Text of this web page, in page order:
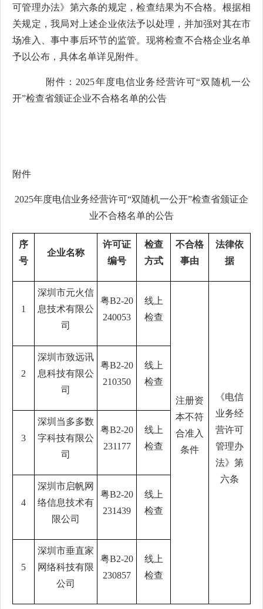
可管理办法》第六条的规定，检查结果为不合格。 根据相
关规定， 我局对上述企业依法予以处理，并加强对其在市
场准入、事中事后环节的监管。现将检查不合格企业名单
予以公布 ， 具体名单详见附件。
附件： 2025年度电信业务经营许可“双随机一公
开”检查省颁证企业不合格名单的公告
附件
2025年度电信业务经营许可“双随机一公开”检查省颁证企
业不合格名单的公告
序
号
企业名称
许可证
编号
检查
方式
不合格
事由
法律依
据
1
深圳市元火信
息技术有限公
司
粤B2-20
240053
线上
检查
注册资
本不符
合准入
条件
《电信
业务经
营许可
管理办
法》第
六条
2
深圳市致远讯
息科技有限公
司
粤B2-20
210350
线上
检查
3
深圳当多多数
字科技有限公
司
粤B2-20
231177
线上
检查
4
深圳市启帆网
络信息技术有
限公司
粤B2-20
231439
线上
检查
5
深圳市垂直家
网络科技有限
公司
粤B2-20
230857
线上
检查